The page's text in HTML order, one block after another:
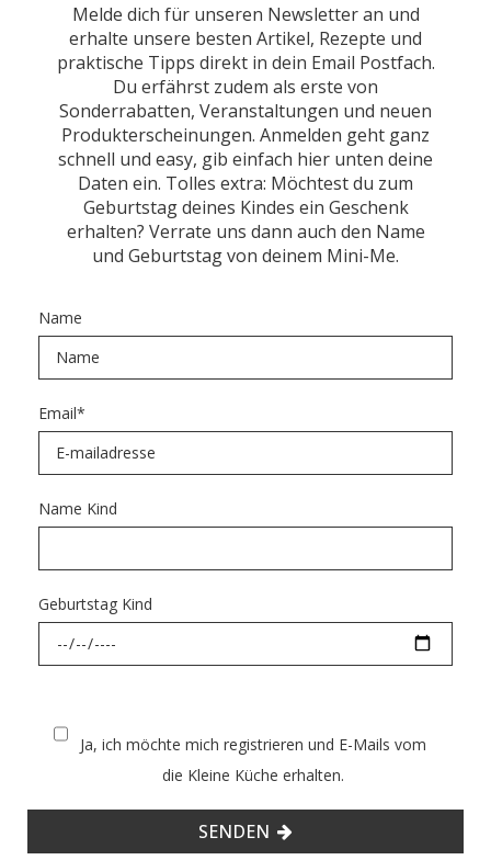
Melde dich für unseren Newsletter an und
erhalte unsere besten Artikel, Rezepte und
praktische Tipps direkt in dein Email Postfach.
Du erfährst zudem als erste von
Sonderrabatten, Veranstaltungen und neuen
Produkterscheinungen. Anmelden geht ganz
schnell und easy, gib einfach hier unten deine
Daten ein. Tolles extra: Möchtest du zum
Geburtstag deines Kindes ein Geschenk
erhalten? Verrate uns dann auch den Name
und Geburtstag von deinem Mini-Me.
Name
Email*
Name Kind
Geburtstag Kind
Ja, ich möchte mich registrieren und E-Mails vom
die Kleine Küche erhalten.
SENDEN